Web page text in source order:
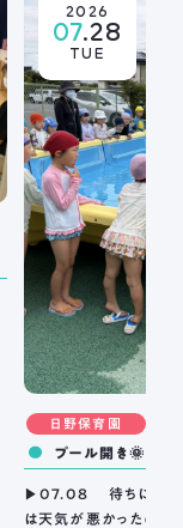
2026
07.28
TUE
日野保育園
プール開き🌞（きり
▶07.08 待ちに待っ
は天気が悪かったので